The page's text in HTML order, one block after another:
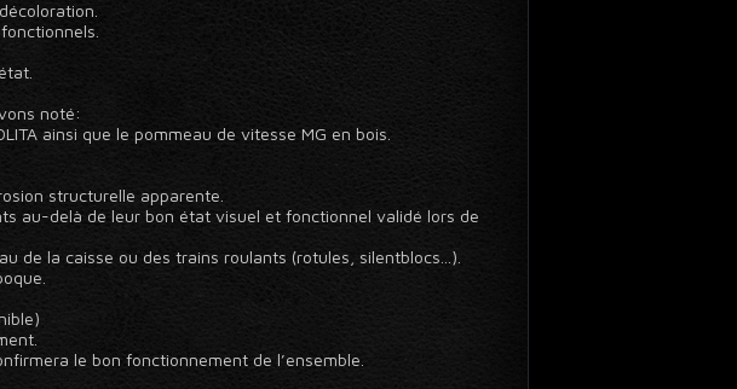
noté:
ainsi que le pommeau de vitesse MG en bois.
structurelle apparente.
au-delà de leur bon état visuel et fonctionnel validé lors de
de la caisse ou des trains roulants (rotules, silentblocs...).
le bon fonctionnement de l’ensemble.